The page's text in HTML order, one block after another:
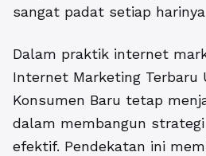
sangat padat setiap
Dalam praktik internet
Internet Marketing Terbaru
Konsumen Baru tetap
dalam membangun
efektif. Pendekatan ini